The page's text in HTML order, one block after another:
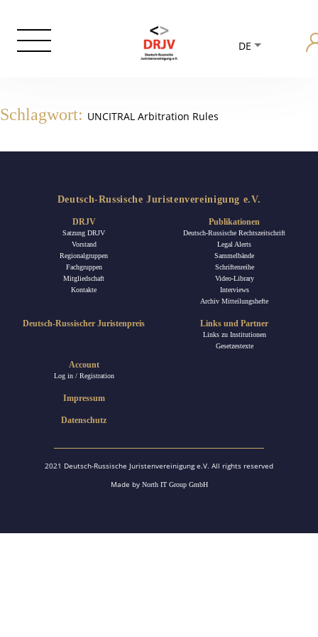
DE
Schlagwort: UNCITRAL Arbitration Rules
Deutsch-Russische Juristenvereinigung e.V.
DRJV
Satzung DRJV
Vorstand
Regionalgruppen
Fachgruppen
Mitgliedschaft
Kontakte
Publikationen
Deutsch-Russische Rechtszeitschrift
Legal Alerts
Sammelbände
Schriftenreihe
Video-Library
Interviews
Archiv Mitteilungshefte
Deutsch-Russischer Juristenpreis
Account
Log in / Registration
Links und Partner
Links zu Institutionen
Gesetzestexte
Impressum
Datenschutz
2021 Deutsch-Russische Juristenvereinigung e.V. All rights reserved
Made by North IT Group GmbH